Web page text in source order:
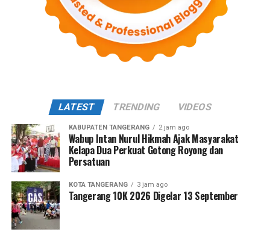
LATEST TRENDING VIDEOS
KABUPATEN TANGERANG 2 jam ago
Wabup Intan Nurul Hikmah Ajak Masyarakat
Kelapa Dua Perkuat Gotong Royong dan
Persatuan
KOTA TANGERANG 3 jam ago
Tangerang 10K 2026 Digelar 13 September